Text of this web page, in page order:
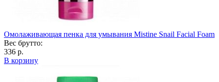
Омолаживающая пенка для умывания Mistine Snail Facial Foam
Вес брутто:
336 р.
В корзину